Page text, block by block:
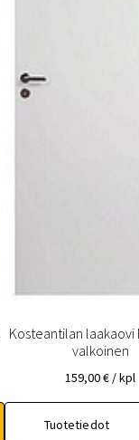
Kosteantilan laakaovi
valkoinen
159,00€ / kpl
Tuotetiedot
Tällä
tuotteella